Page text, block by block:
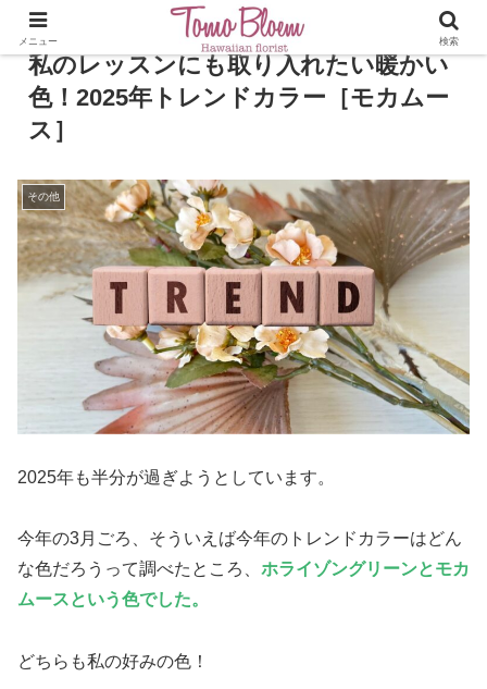
私のレッスンにも取り入れたい暖かい
色！2025年トレンドカラー［モカムー
ス］
その他
2025年も半分が過ぎようとしています。
今年の3月ごろ、そういえば今年のトレンドカラーはどん
な色だろうって調べたところ、 ホライゾングリーンとモカ
ムースという色でした。
どちらも私の好みの色！
メニュー 検索